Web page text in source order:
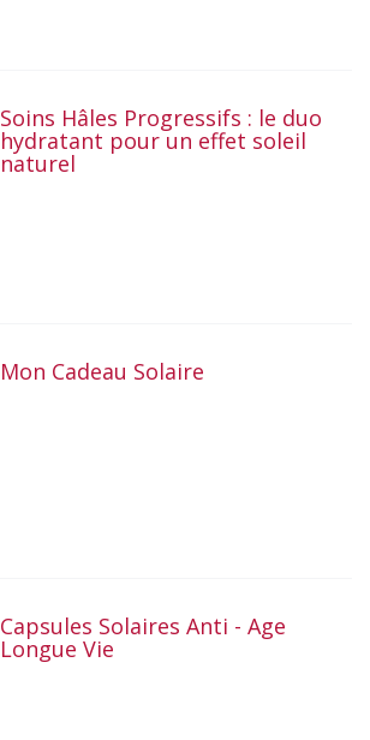
Soins Hâles Progressifs : le duo
hydratant pour un effet soleil
naturel
Mon Cadeau Solaire
Capsules Solaires Anti - Age
Longue Vie